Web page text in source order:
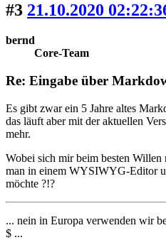
#3 21.10.2020
bernd
Core-Team
Re: Eingabe über
Es gibt zwar ein 5 Jahre altes
das läuft aber mit der aktuellen
mehr.
Wobei sich mir beim besten
man in einem WYSIWYG-Editor
möchte ?!?
... nein in Europa verwenden wir
$ ...